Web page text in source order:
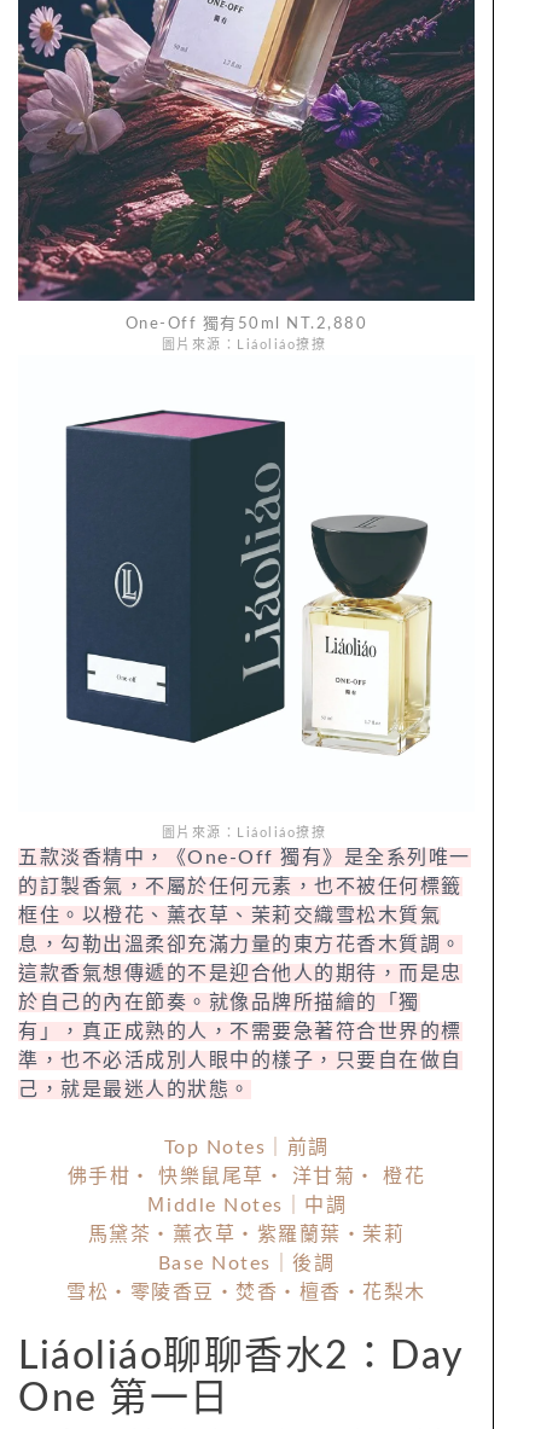
One-Off 獨有50ml NT.2,880
圖片來源：Liáoliáo撩撩
圖片來源：Liáoliáo撩撩
五款淡香精中，《One-Off 獨有》是全系列唯一
的訂製香氣，不屬於任何元素，也不被任何標籤
框住。以橙花、薰衣草、茉莉交織雪松木質氣
息，勾勒出溫柔卻充滿力量的東方花香木質調。
這款香氣想傳遞的不是迎合他人的期待，而是忠
於自己的內在節奏。就像品牌所描繪的「獨
有」，真正成熟的人，不需要急著符合世界的標
準，也不必活成別人眼中的樣子，只要自在做自
己，就是最迷人的狀態。
Top Notes｜前調
佛手柑・ 快樂鼠尾草・ 洋甘菊・ 橙花
Ｍiddle Notes｜中調
馬黛茶・薰衣草・紫羅蘭葉・茉莉
Base Notes｜後調
雪松・零陵香豆・焚香・檀香・花梨木
Liáoliáo聊聊香水2：Day
One 第一日